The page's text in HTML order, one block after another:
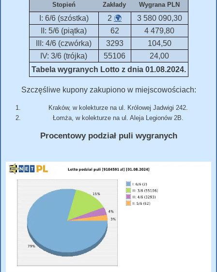
Stopień Zakłady Wygrana PLN
I: 6/6 (szóstka) 2 🌍
3 580 090,30
II: 5/6 (piątka)
62
4 479,80
III: 4/6 (czwórka)
3293
104,50
IV: 3/6 (trójka)
55106
24,00
Tabela wygranych Lotto z dnia 01.08.2024.
Szczęśliwe kupony zakupiono w miejscowościach:
Kraków, w kolekturze na ul. Królowej Jadwigi 242.
Łomża, w kolekturze na ul. Aleja Legionów 2B.
Procentowy podział puli wygranych